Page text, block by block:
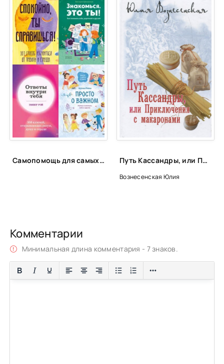
Самопомощь для самых маленьких Путь Кассандры, или Приключения с макаронами - Юлия Вознесенская
Вознесенская Юлия
Комментарии
Минимальная длина комментария - 7 знаков.